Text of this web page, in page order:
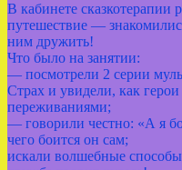
В кабинете сказкотерапии
путешествие —
ним дружить!
Что было на занятии:
— посмотрели 2 серии
Страх и увидели, как
переживаниями;
— говорили честно: «А я
чего боится он сам;
искали волшебные